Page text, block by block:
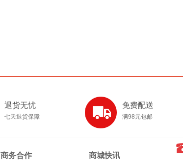
退货无忧
七天退货保障
免费配送
满98元包邮
商务合作 商城快讯